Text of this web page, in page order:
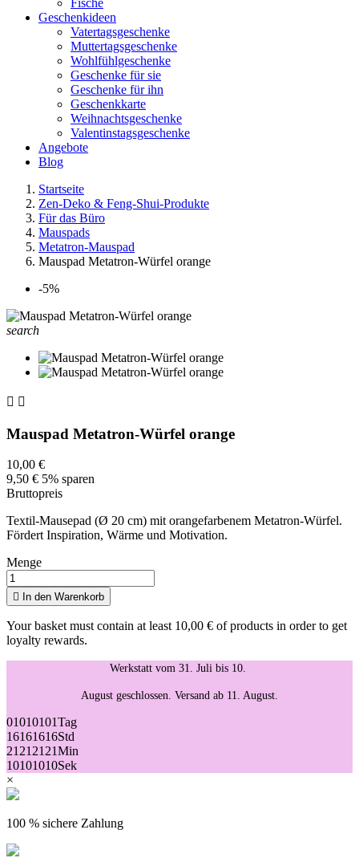
Fische
Geschenkideen
Vatertagsgeschenke
Muttertagsgeschenke
Wohlfühlgeschenke
Geschenke für sie
Geschenke für ihn
Geschenkkarte
Weihnachtsgeschenke
Valentinstagsgeschenke
Angebote
Blog
Startseite
Zen-Deko & Feng-Shui-Produkte
Für das Büro
Mauspads
Metatron-Mauspad
Mauspad Metatron-Würfel orange
-5%
search
 
Mauspad Metatron-Würfel orange
10,00 €
9,50 € 5% sparen
Bruttopreis
Textil-Mausepad (Ø 20 cm) mit orangefarbenem Metatron-Würfel.
Fördert Inspiration, Wärme und Motivation.
Menge
 In den Warenkorb
Your basket must contain at least 10,00 € of products in order to get
loyalty rewards.
Werkstatt vom 31. Juli bis 10.
August geschlossen. Versand ab 11. August.
01010101Tag
16161616Std
21212121Min
10101010Sek
×
100 % sichere Zahlung